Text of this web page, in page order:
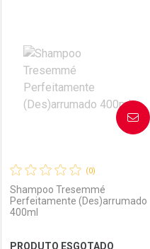
Laboratório
Ver Desconto Convênio
Por Menos
(0)
Shampoo Tresemmé
Perfeitamente (Des)arrumado
400ml
PRODUTO ESGOTADO
AVISE-ME